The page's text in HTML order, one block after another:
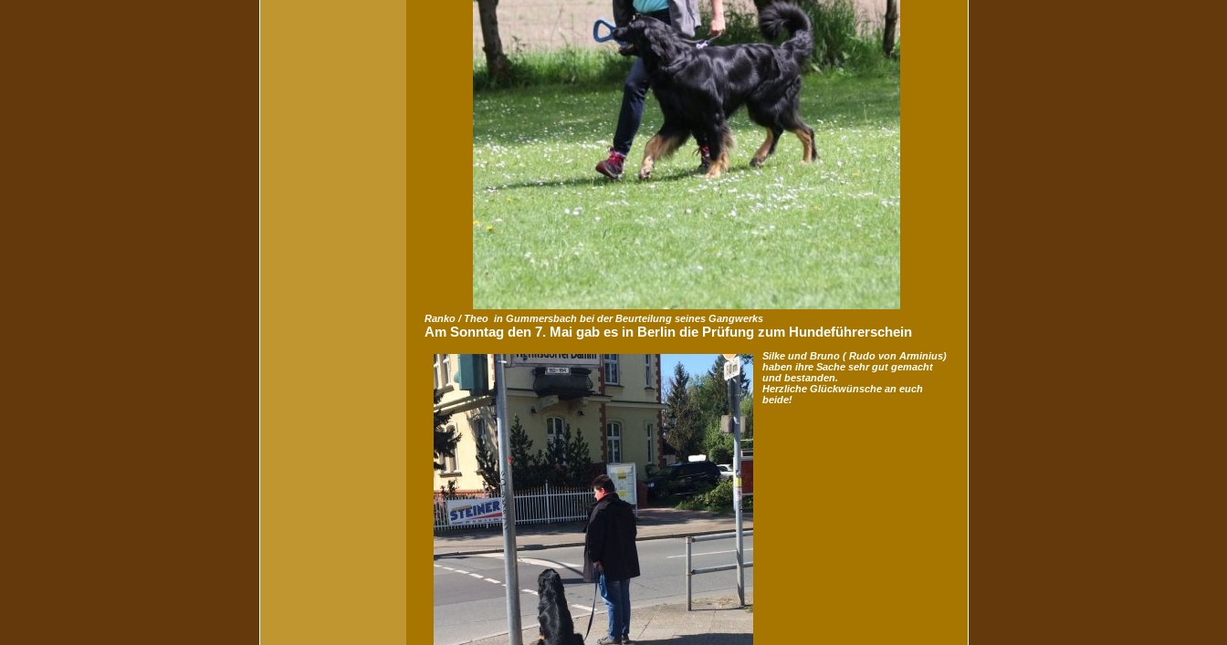
Ranko / Theo in Gummersbach bei der Beurteilung seines Gangwerks
Am Sonntag den 7. Mai gab es in Berlin die Prüfung zum Hundeführerschein
Silke und Bruno ( Rudo von Arminius)
haben ihre Sache sehr gut gemacht
und bestanden.
Herzliche Glückwünsche an euch
beide!